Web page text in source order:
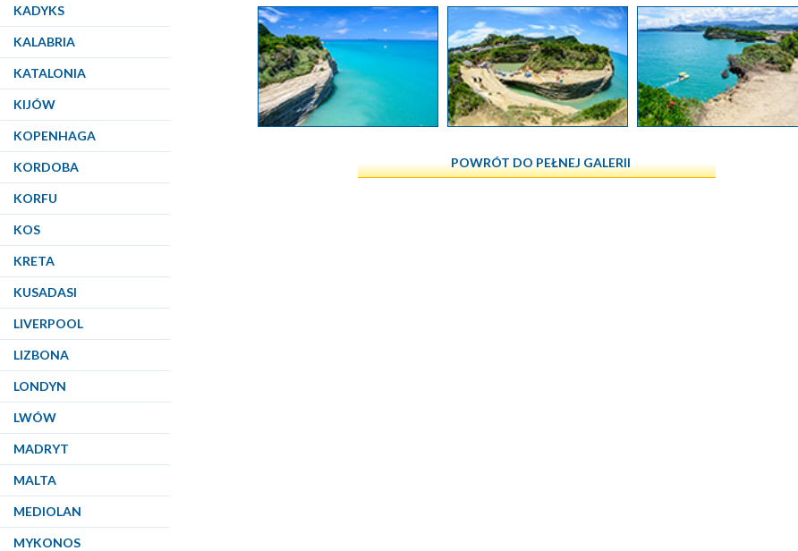
KADYKS
KALABRIA
KATALONIA
KIJÓW
KOPENHAGA
KORDOBA
KORFU
KOS
KRETA
KUSADASI
LIVERPOOL
LIZBONA
LONDYN
LWÓW
MADRYT
MALTA
MEDIOLAN
MYKONOS
POWRÓT DO PEŁNEJ GALERII